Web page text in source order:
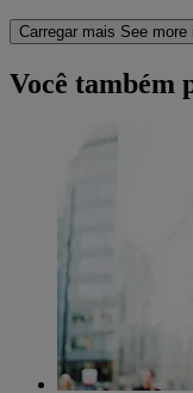
Carregar mais See more
Você também